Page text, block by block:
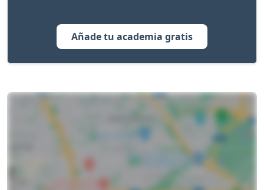
Añade tu academia gratis